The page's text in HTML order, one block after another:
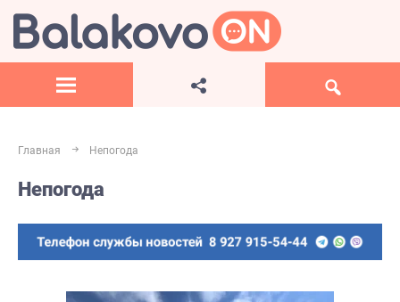
Главная Непогода
Непогода